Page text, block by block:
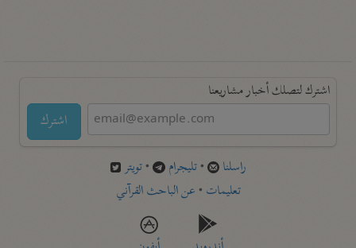
اشترك لتصلك أخبار مشاريعنا
اشترك
راسلنا •تليجرام •تويتر
تعليمات •عن الباحث القرآني